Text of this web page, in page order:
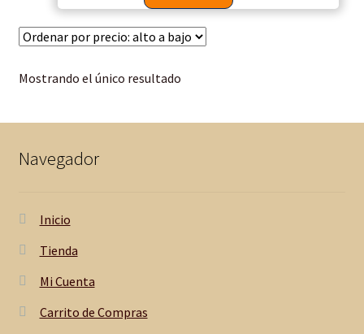
Mostrando el único resultado
Navegador
Inicio
Tienda
Mi Cuenta
Carrito de Compras